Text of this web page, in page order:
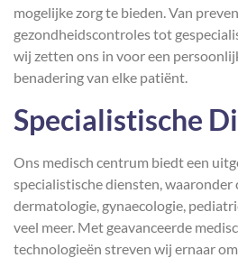
mogelijke zorg te bieden. Van
gezondheidscontroles tot
wij zetten ons in voor een
benadering van elke patiënt.
Specialistische
Ons medisch centrum biedt een
specialistische diensten, waaronder
dermatologie, gynaecologie,
veel meer. Met geavanceerde
technologieën streven wij ernaar